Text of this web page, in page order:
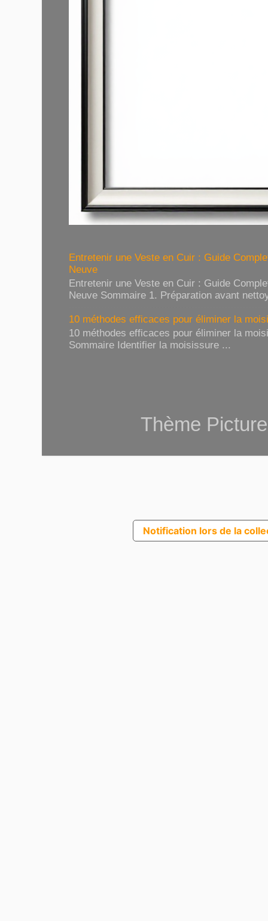
Entretenir une Veste en Cuir : Guide
Neuve
Entretenir une Veste en Cuir : Guide
Neuve Sommaire 1. Préparation avant
10 méthodes efficaces pour éliminer la
10 méthodes efficaces pour éliminer la
Sommaire Identifier la moisissure ...
Thème
Notification lors de la